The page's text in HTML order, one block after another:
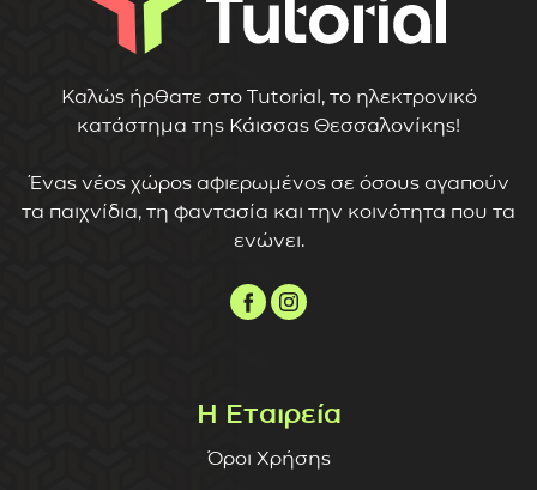
Καλώς ήρθατε στο Tutorial, το ηλεκτρονικό
κατάστημα της Κάισσας Θεσσαλονίκης!
Ένας νέος χώρος αφιερωμένος σε όσους αγαπούν
τα παιχνίδια, τη φαντασία και την κοινότητα που τα
ενώνει.
Η Εταιρεία
Όροι Χρήσης